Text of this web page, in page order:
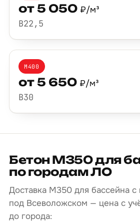
от 5 050 ₽/м³
B22,5
М400
от 5 650 ₽/м³
B30
Бетон М350 для
по городам ЛО
Доставка М350 для бассейна
под Всеволожском — цена с
до города: